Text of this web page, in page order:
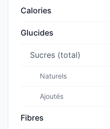
Calories
Glucides
Sucres (total)
Naturels
Ajoutés
Fibres